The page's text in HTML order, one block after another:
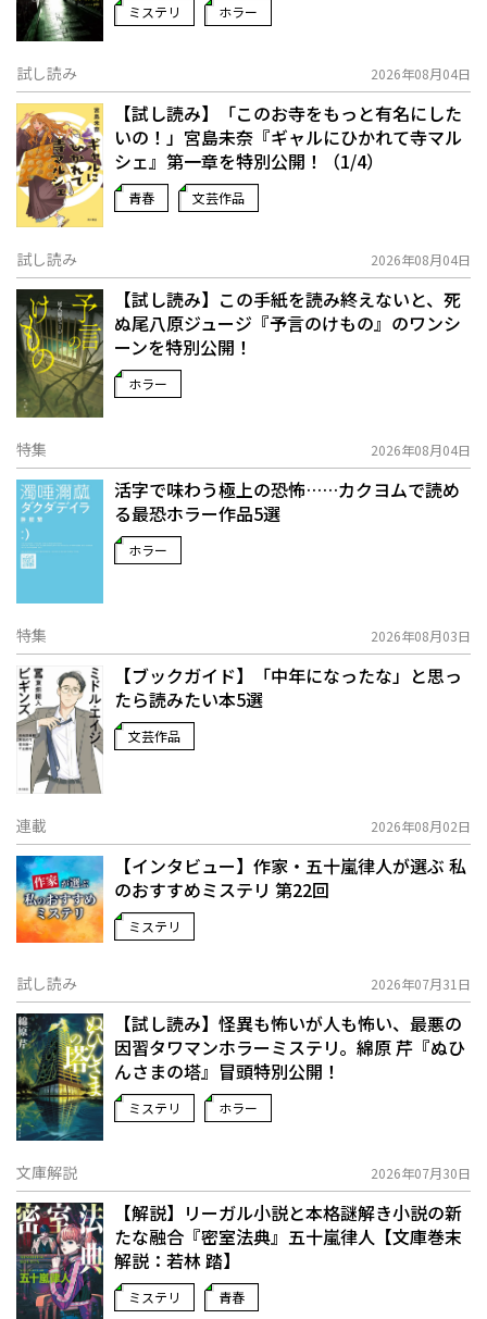
ミステリ ホラー
試し読み 2026年08月04日
【試し読み】「このお寺をもっと有名にした
いの！」宮島未奈『ギャルにひかれて寺マル
シェ』第一章を特別公開！（1/4）
青春 文芸作品
試し読み 2026年08月04日
【試し読み】この手紙を読み終えないと、死
ぬ――尾八原ジュージ『予言のけもの』のワンシ
ーンを特別公開！
ホラー
特集 2026年08月04日
活字で味わう極上の恐怖……カクヨムで読め
る最恐ホラー作品5選
ホラー
特集 2026年08月03日
【ブックガイド】「中年になったな」と思っ
たら読みたい本5選
文芸作品
連載 2026年08月02日
【インタビュー】作家・五十嵐律人が選ぶ 私
のおすすめミステリ 第22回
ミステリ
試し読み 2026年07月31日
【試し読み】怪異も怖いが人も怖い、最悪の
因習タワマンホラーミステリ。綿原 芹『ぬひ
んさまの塔』冒頭特別公開！
ミステリ ホラー
文庫解説 2026年07月30日
【解説】リーガル小説と本格謎解き小説の新
たな融合――『密室法典』五十嵐律人【文庫巻末
解説：若林 踏】
ミステリ 青春